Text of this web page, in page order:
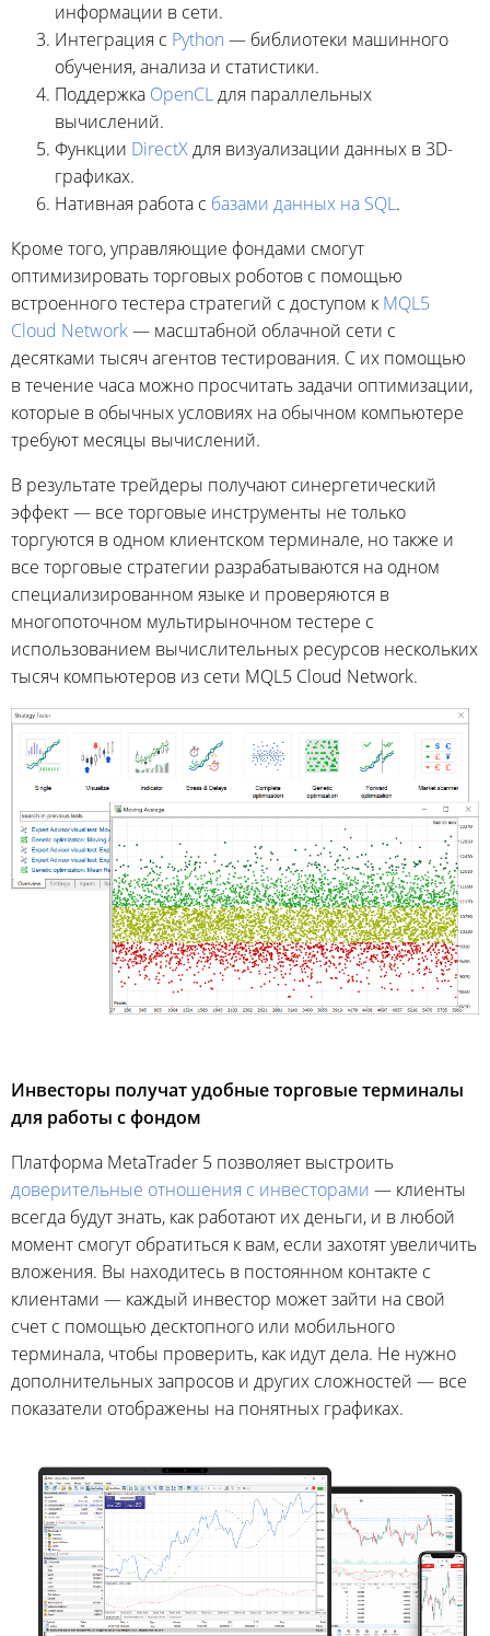
информации в сети.
Интеграция с Python — библиотеки машинного
обучения, анализа и статистики.
Поддержка OpenCLдля параллельных
вычислений.
Функции DirectXдля визуализации данных в 3D-
графиках.
Нативная работа с базами данных на SQL.
Кроме того, управляющие фондами смогут
оптимизировать торговых роботов с помощью
встроенного тестера стратегий с доступом к MQL5
Cloud Network— масштабной облачной сети с
десятками тысяч агентов тестирования. С их помощью
в течение часа можно просчитать задачи оптимизации,
которые в обычных условиях на обычном компьютере
требуют месяцы вычислений.
В результате трейдеры получают синергетический
эффект — все торговые инструменты не только
торгуются в одном клиентском терминале, но также и
все торговые стратегии разрабатываются на одном
специализированном языке и проверяются в
многопоточном мультирыночном тестере с
использованием вычислительных ресурсов нескольких
тысяч компьютеров из сети MQL5 Cloud Network.
Инвесторы получат удобные торговые терминалы
для работы с фондом
Платформа MetaTrader 5 позволяет выстроить
доверительные отношения с инвесторами — клиенты
всегда будут знать, как работают их деньги, и в любой
момент смогут обратиться к вам, если захотят увеличить
вложения. Вы находитесь в постоянном контакте с
клиентами — каждый инвестор может зайти на свой
счет с помощью десктопного или мобильного
терминала, чтобы проверить, как идут дела. Не нужно
дополнительных запросов и других сложностей — все
показатели отображены на понятных графиках.